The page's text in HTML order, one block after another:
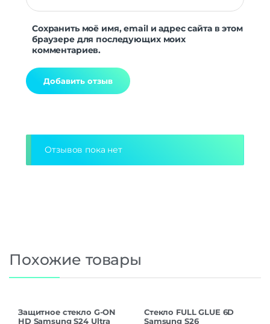
Сохранить моё имя, email и адрес сайта в этом
браузере для последующих моих
комментариев.
Отзывов пока нет
Похожие товары
Защитное стекло G-ON
HD Samsung S24 Ultra
Стекло FULL GLUE 6D
Samsung S26